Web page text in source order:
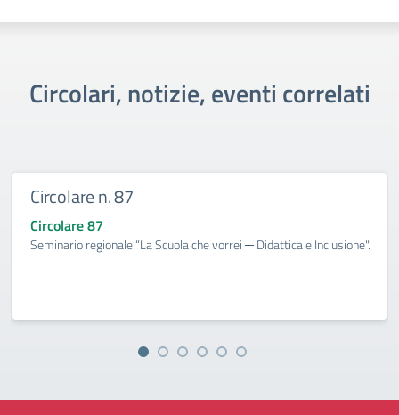
Circolari, notizie, eventi correlati
Circolare n. 87
Circolare 87
Seminario regionale “La Scuola che vorrei ─ Didattica e Inclusione".